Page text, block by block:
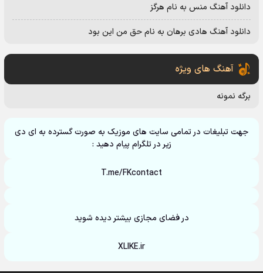
دانلود آهنگ منس به نام هرگز
دانلود آهنگ هادی برهان به نام حق من این بود
آهنگ های ویژه
برگه نمونه
جهت تبلیغات در تمامی سایت های موزیک به صورت گسترده به ای دی
زیر در تلگرام پیام دهید :
T.me/FKcontact
در فضای مجازی بیشتر دیده شوید
XLIKE.ir